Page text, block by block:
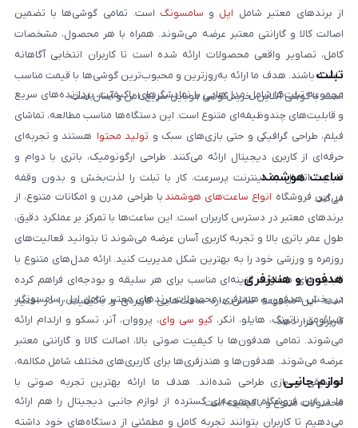
از برندهای معتبر شامل اپل و سامسونگ است. تمامی گوشی‌ها با تضمین
اصالت کالا و گارانتی معتبر عرضه می‌شوند. همراه با هر محصول، مشخصات
کامل، تصاویر واقعی محصولات ارائه شده است تا کاربران انتخابی آگاهانه
داشته باشند. هدف ما ارائه به‌روزترین و محبوب‌ترین گوشی‌ها با قیمت مناسب
است. با گوشی آنلاین، خرید گوشی موبایل سریع، امن و آسان است.
تبلت
مجموعه تبلت‌ها شامل مدل‌هایی با نمایشگرهای باکیفیت، پردازنده‌های سریع
و قابلیت‌های چندوظیفه‌ای متنوع است. این دستگاه‌ها مناسب مطالعه، تماشای
فیلم، طراحی گرافیکی و حتی بازی‌های سبک و تولید محتوا هستند و تجربه‌ای
حرفه‌ای از کاربری دیجیتال ارائه می‌کنند. طراحی ارگونومیک، باتری با دوام و
قابلیت اتصال به اینترنت پرسرعت، کار با تبلت را لذت‌بخش و بدون وقفه
می‌کند.
ساعت هوشمند
در این فروشگاه انواع ساعت‌های هوشمند با طراحی مدرن و امکانات متنوع، از
برندهای معتبر در دسترس کاربران است. این ساعت‌ها با تمرکز بر عملکرد دقیق،
طول عمر باتری بالا و تجربه کاربری آسان عرضه می‌شوند تا بتوانید فعالیت‌های
روزمره و ورزشی خود را به بهترین شکل مدیریت کنید. ارائه مدل‌های متنوع با
قابلیت‌های متفاوت، گزینه‌ای مناسب برای هر سلیقه و بودجه‌ای فراهم کرده
است. این مجموعه تلاش دارد ساعت‌هایی کاربردی و باکیفیت را در اختیار
کاربران قرار دهد.
هدفون و هندزفری
در بخش هدفون و هندزفری، محصولات برندهای معتبر شامل اپل، سامسونگ،
شیائومی، ناتینگ، هایلو، انکر، کیو سی وای، پرووان، آنر، تسکو و ارلدام ارائه
می‌شوند. تمامی هدفون‌ها با کیفیت صوتی بالا، اصالت کالا و گارانتی معتبر
عرضه می‌شوند. هدفون‌ها و هندزفری‌ها برای کاربری‌های مختلف شامل مکالمه،
موسیقی و بازی طراحی شده‌اند. هدف ما ارائه بهترین تجربه صوتی با
محصولات متنوع و باکیفیت است.
لوازم جانبی
ما در این فروشگاه مجموعه‌ای گسترده از لوازم جانبی دیجیتال را هم ارائه
می‌دهیم تا کاربران بتوانند تجربه کامل و مطمئنی از دستگاه‌های خود داشته